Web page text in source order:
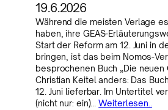
19.6.2026
Während die meisten Verlage
haben, ihre GEAS-
Start der Reform am 12. Juni in
bringen, ist das beim Nomos-
besprochenen Buch „Die neuen
Christian Keitel anders: Das
12. Juni lieferbar. Im Untertitel
(nicht nur: ein)…Weiterlesen..